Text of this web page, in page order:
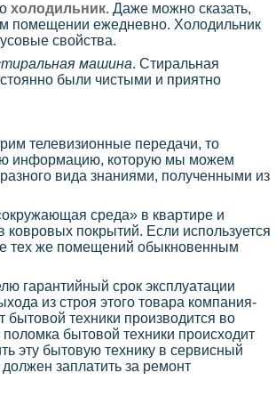
холодильник. Даже можно сказать,
помещении ежедневно. Холодильник
свойства.
машина. Стиральная
были чистыми и приятно
телевизионные передачи, то
информацию, которую мы можем
вида знаниями, полученными из
среда» в квартире и
покрытий. Если используется
тех же помещений обыкновенным
гарантийный срок эксплуатации
из строя этого товара компания-
бытовой техники производится во
бытовой техники происходит
эту бытовую технику в сервисный
заплатить за ремонт